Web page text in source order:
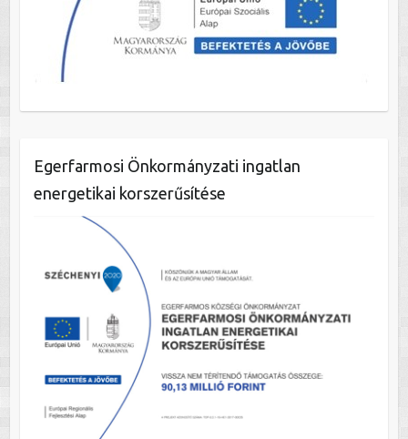
Egerfarmosi Önkormányzati ingatlan
energetikai korszerűsítése